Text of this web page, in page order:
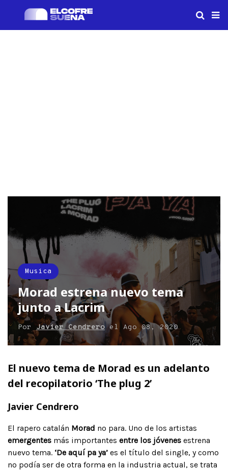
Musica
Morad estrena nuevo tema
junto a Lacrim
Por Javier Cendreroel Ago 08, 2020
El nuevo tema de Morad es un adelanto
del recopilatorio ‘The plug 2’
Javier Cendrero
El rapero catalán Morad no para. Uno de los artistas
emergentes más importantes entre los jóvenes estrena
nuevo tema. ‘De aquí pa ya’ es el título del single, y como
no podía ser de otra forma en la industria actual, se trata